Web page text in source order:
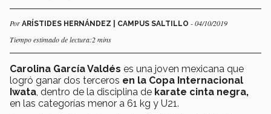
Por ARÍSTIDES HERNÁNDEZ | CAMPUS SALTILLO - 04/10/2019
Tiempo estimado de lectura:2 mins
Carolina García Valdés es una joven mexicana que
logró ganar dos terceros en la Copa Internacional
Iwata , dentro de la disciplina de karate cinta negra,
en las categorías menor a 61 kg y U21.